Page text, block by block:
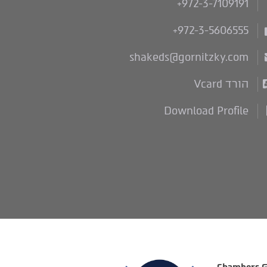
+972-3-7109191
+972-3-5606555
shakeds@gornitzky.com
הורד Vcard
Download Profile